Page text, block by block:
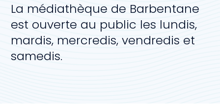
La médiathèque de Barbentane
est ouverte au public les lundis,
mardis, mercredis, vendredis et
samedis.